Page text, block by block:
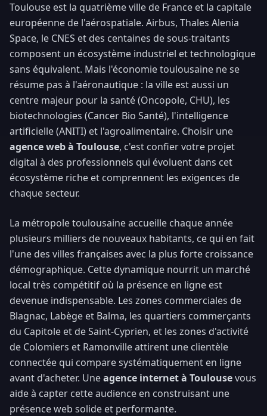
Toulouse est la quatrième ville de France et la capitale
européenne de l'aérospatiale. Airbus, Thales Alenia
Space, le CNES et des centaines de sous-traitants
composent un écosystème industriel et technologique
sans équivalent. Mais l'économie toulousaine ne se
résume pas à l'aéronautique : la ville est aussi un
centre majeur pour la santé (Oncopole, CHU), les
biotechnologies (Cancer Bio Santé), l'intelligence
artificielle (ANITI) et l'agroalimentaire. Choisir une
agence web à Toulouse, c'est confier votre projet
digital à des professionnels qui évoluent dans cet
écosystème riche et comprennent les exigences de
chaque secteur.
La métropole toulousaine accueille chaque année
plusieurs milliers de nouveaux habitants, ce qui en fait
l'une des villes françaises avec la plus forte croissance
démographique. Cette dynamique nourrit un marché
local très compétitif où la présence en ligne est
devenue indispensable. Les zones commerciales de
Blagnac, Labège et Balma, les quartiers commerçants
du Capitole et de Saint-Cyprien, et les zones d'activité
de Colomiers et Ramonville attirent une clientèle
connectée qui compare systématiquement en ligne
avant d'acheter. Uneagence internet à Toulousevous
aide à capter cette audience en construisant une
présence web solide et performante.